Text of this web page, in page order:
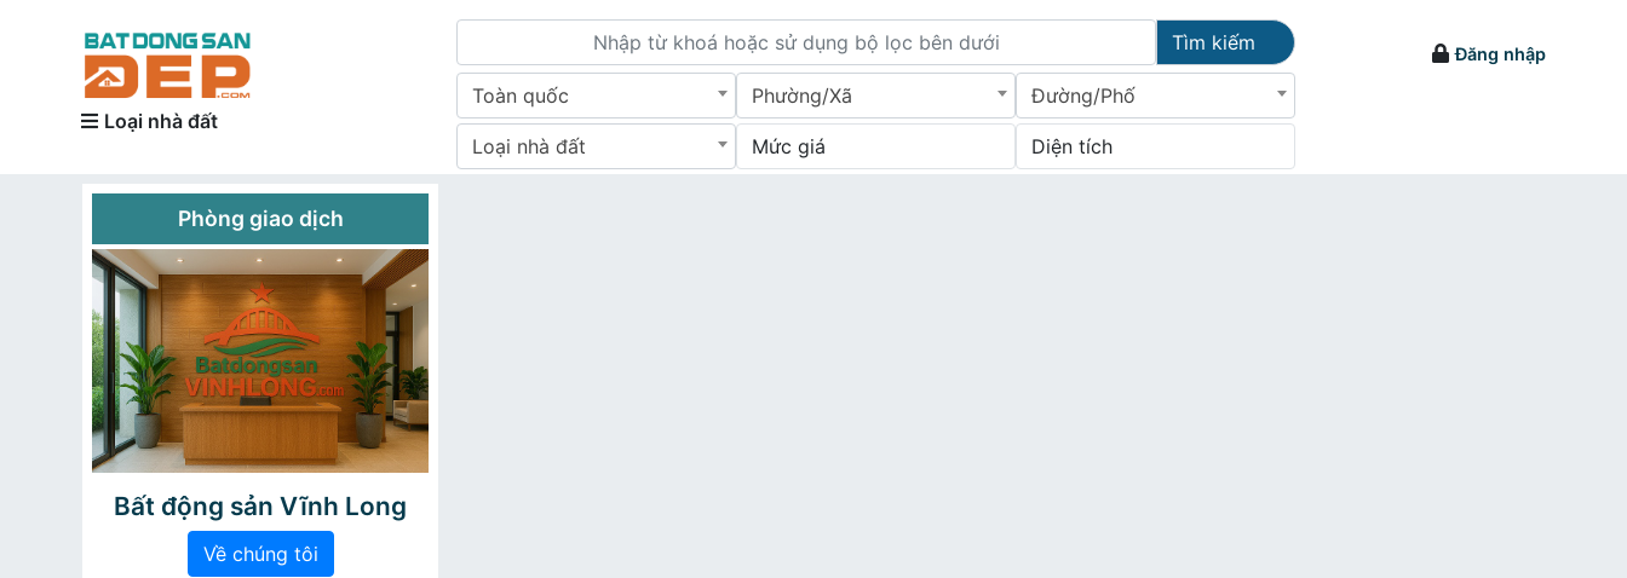
Loại nhà đất
Tìm kiếm
Toàn quốc Phường/Xã Đường/Phố
Loại nhà đất Mức giá Diện tích
Đăng nhập
Phòng giao dịch
Bất động sản Vĩnh Long
Về chúng tôi